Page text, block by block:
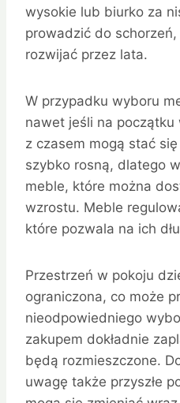
wysokie lub biurko za
prowadzić do
rozwijać przez lata.
W przypadku wyboru
nawet jeśli na
z czasem mogą stać
szybko rosną, dlatego
meble, które można
wzrostu. Meble
które pozwala na ich
Przestrzeń w pokoju
ograniczona, co może
nieodpowiedniego
zakupem dokładnie
będą rozmieszczone.
uwagę także przyszłe